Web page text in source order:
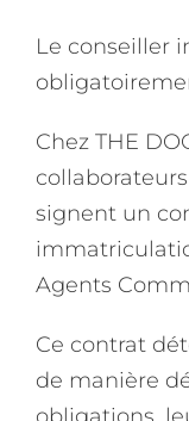
Le conseiller
Chez THE
signent un
Agents
Ce contrat
de manière